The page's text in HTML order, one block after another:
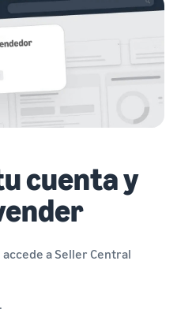
cuenta y
a Seller Central